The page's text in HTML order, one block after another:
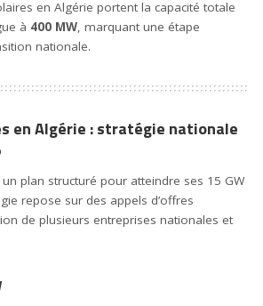
en Algérie portent la capacité totale
à 400 MW, marquant une étape
nationale.
en Algérie : stratégie nationale
un plan structuré pour atteindre ses 15 GW
repose sur des appels d’offres
de plusieurs entreprises nationales et